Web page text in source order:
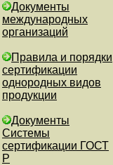
Документы
международных
организаций
Правила и порядки
сертификации
однородных видов
продукции
Документы
Системы
сертификации ГОСТ
Р